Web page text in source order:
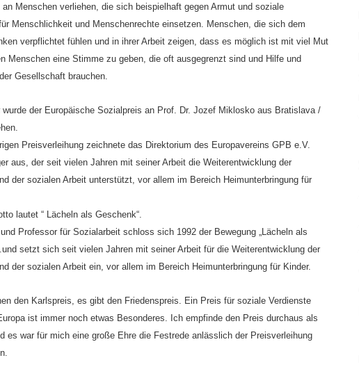
an Menschen verliehen, die sich beispielhaft gegen Armut und soziale
Menschlichkeit und Menschenrechte einsetzen. Menschen, die sich dem
verpflichtet fühlen und in ihrer Arbeit zeigen, dass es möglich ist mit viel Mut
Menschen eine Stimme zu geben, die oft ausgegrenzt sind und Hilfe und
Gesellschaft brauchen.
wurde der Europäische Sozialpreis an Prof. Dr. Jozef Miklosko aus Bratislava /
Preisverleihung zeichnete das Direktorium des Europavereins GPB e.V.
aus, der seit vielen Jahren mit seiner Arbeit die Weiterentwicklung der
der sozialen Arbeit unterstützt, vor allem im Bereich Heimunterbringung für
lautet “ Lächeln als Geschenk“.
Professor für Sozialarbeit schloss sich 1992 der Bewegung „Lächeln als
setzt sich seit vielen Jahren mit seiner Arbeit für die Weiterentwicklung der
der sozialen Arbeit ein, vor allem im Bereich Heimunterbringung für Kinder.
den Karlspreis, es gibt den Friedenspreis. Ein Preis für soziale Verdienste
ist immer noch etwas Besonderes. Ich empfinde den Preis durchaus als
es war für mich eine große Ehre die Festrede anlässlich der Preisverleihung